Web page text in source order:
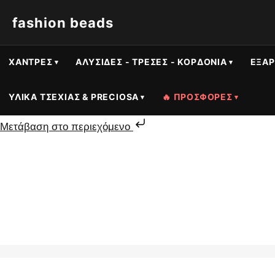
fashion beads
ΧΆΝΤΡΕΣ ΑΛΥΣΊΔΕΣ - ΤΡΈΣΕΣ - ΚΟΡΔΌΝΙΑ
ΥΛΙΚΆ ΤΣΕΧΊΑΣ & PRECIOSA 🔥 ΠΡΟΣΦΟΡΕΣ
Μετάβαση στο περιεχόμενο